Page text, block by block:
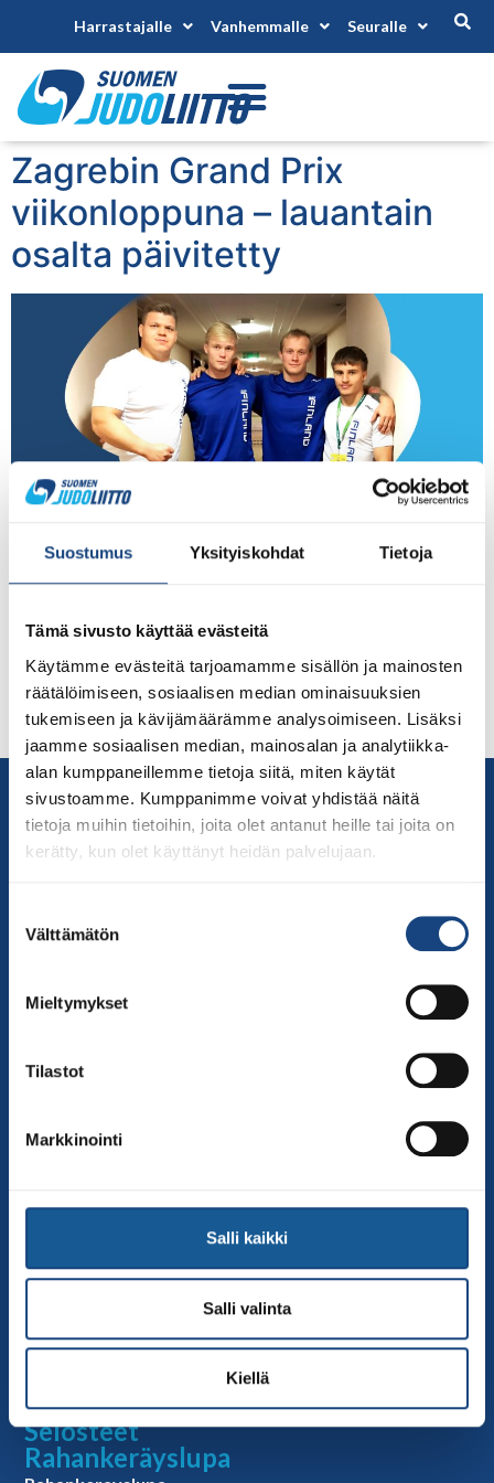
Suostumus Yksityiskohdat Tietoja
Tämä sivusto käyttää evästeitä
Käytämme evästeitä tarjoamamme sisällön ja mainosten
räätälöimiseen, sosiaalisen median ominaisuuksien
tukemiseen ja kävijämäärämme analysoimiseen. Lisäksi
jaamme sosiaalisen median, mainosalan ja analytiikka-
alan kumppaneillemme tietoja siitä, miten käytät
sivustoamme. Kumppanimme voivat yhdistää näitä
tietoja muihin tietoihin, joita olet antanut heille tai joita on
kerätty, kun olet käyttänyt heidän palvelujaan.
valinta
Välttämätön
Mieltymykset
Tilastot
Markkinointi
Salli kaikki
Salli valinta
Kiellä
Harrastajalle Vanhemmalle Seuralle
Zagrebin Grand Prix
viikonloppuna – lauantain
osalta päivitetty
voimin Osa suomalaisista Top Team -urheilijoista
Mukana on neljä urheilijaa, jotka ottelevat kolmena eri
aikaan kilpailuhotelliin. Tiukat koronarajoitukset jatkuvat
ja kilpailijoiden on pysyttävä edelleen omassa
hotellihuoneessaan, kunnes ovat saaneet […]
Yhteystiedot
Suomen Judoliitto
Olympiastadion
Kumppanit
Tapahtumakalenteri
Linkkejä
Judoliiton uutiset
Materiaalit
Judoliiton vanhat sivut
Selosteet
Rahankeräyslupa